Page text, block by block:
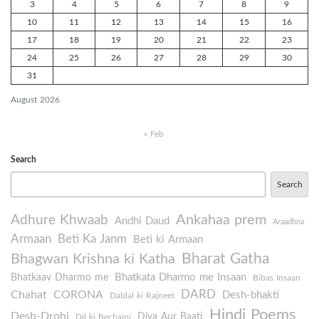
August 2026
3 4 5 6 7 8 9
10 11 12 13 14 15 16
17 18 19 20 21 22 23
24 25 26 27 28 29 30
31
« Feb
Search
Search
Adhure Khwaab Andhi Daud Ankahaa prem Araadhna
Armaan Beti Ka Janm Beti ki Armaan
Bhagwan Krishna ki Katha Bharat Gatha
Bhatkaav Dharmo me Bhatkata Dharmo me Insaan Bibas Insaan
Chahat CORONA Daldal ki Rajneet DARD Desh-bhakti
Desh-Drohi Dil ki Bechaini Diya Aur Baati Hindi Poems